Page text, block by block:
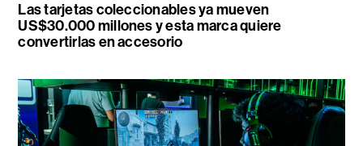
Las tarjetas coleccionables ya mueven
US$30.000 millones y esta marca quiere
convertirlas en accesorio